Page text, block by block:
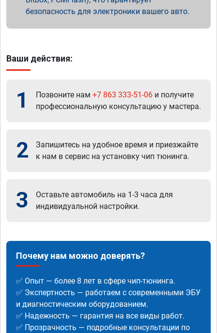
безопасность для электроники вашего авто.
Ваши действия:
1 Позвоните нам +7 863 333-51-06 и получите
профессиональную консультацию у мастера.
2
Запишитесь на удобное время и приезжайте
к нам в сервис на установку чип тюнинга.
3
Оставьте автомобиль на 1-3 часа для
индивидуальной настройки.
Почему нам можно доверять?
✅ Опыт — более 8 лет в сфере чип-тюнинга.
✅ Экспертность — работаем с современными ЭБУ
и диагностическим оборудованием.
✅ Надежность — гарантия на все виды работ.
✅ Прозрачность — подробные консультации по